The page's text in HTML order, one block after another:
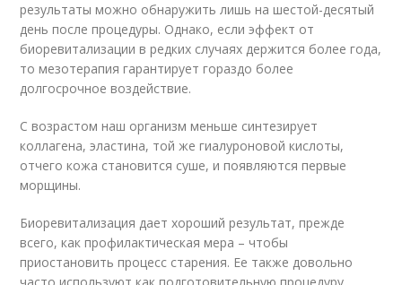
результаты можно обнаружить лишь на шестой-десятый
день после процедуры. Однако, если эффект от
биоревитализации в редких случаях держится более года,
то мезотерапия гарантирует гораздо более
долгосрочное воздействие.
С возрастом наш организм меньше синтезирует
коллагена, эластина, той же гиалуроновой кислоты,
отчего кожа становится суше, и появляются первые
морщины.
Биоревитализация дает хороший результат, прежде
всего, как профилактическая мера – чтобы
приостановить процесс старения. Ее также довольно